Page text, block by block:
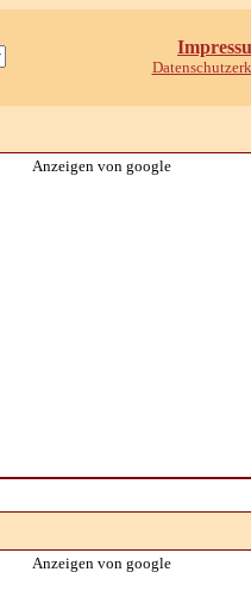
Anzeigen von google
Anzeigen von google